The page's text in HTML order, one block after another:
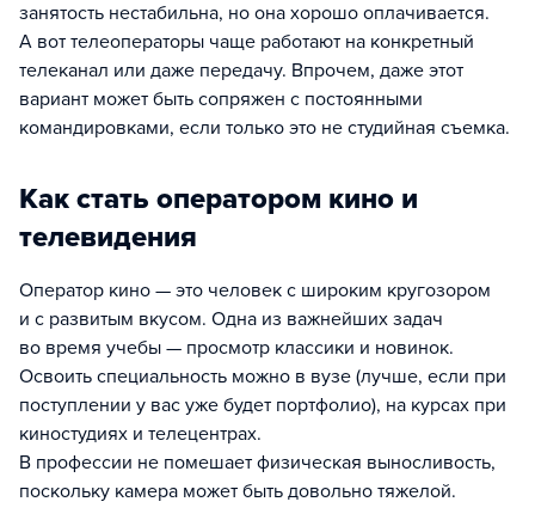
занятость нестабильна, но она хорошо оплачивается.
А вот телеоператоры чаще работают на конкретный
телеканал или даже передачу. Впрочем, даже этот
вариант может быть сопряжен с постоянными
командировками, если только это не студийная съемка.
Как стать оператором кино и
телевидения
Оператор кино — это человек с широким кругозором
и с развитым вкусом. Одна из важнейших задач
во время учебы — просмотр классики и новинок.
Освоить специальность можно в вузе (лучше, если при
поступлении у вас уже будет портфолио), на курсах при
киностудиях и телецентрах.
В профессии не помешает физическая выносливость,
поскольку камера может быть довольно тяжелой.